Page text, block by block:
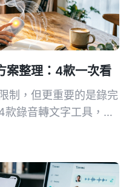
案整理：4款一次看
制，但更重要的是錄完
錄音轉文字工具，整